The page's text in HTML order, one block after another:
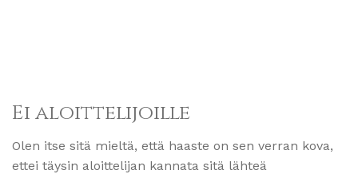
Ei aloittelijoille
Olen itse sitä mieltä, että haaste on sen verran kova,
ettei täysin aloittelijan kannata sitä lähteä